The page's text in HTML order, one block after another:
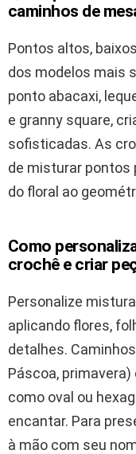
caminhos de
Pontos altos,
dos modelos mais
ponto abacaxi,
e granny square,
sofisticadas. As
de misturar pontos
do floral ao
Como
crochê e criar
Personalize
aplicando flores,
detalhes.
Páscoa,
como oval ou
encantar. Para
à mão com seu